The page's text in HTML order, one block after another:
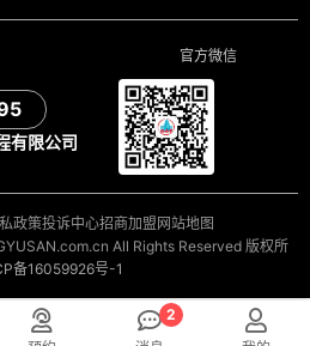
有限公司
官方微信
政策投诉中心招商加盟 网站地图
All Rights Reserved 版权所
备16059926号-1